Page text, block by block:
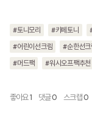
#토니모리 #카페토니
#어린이선크림 #순한선크
#머드팩 #워시오프팩추천
좋아요 1 댓글0 스크랩0